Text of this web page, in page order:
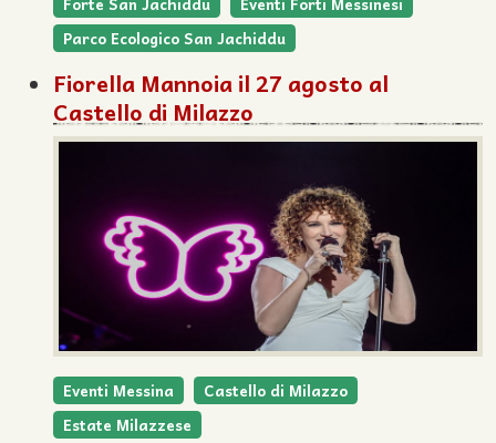
Parco Ecologico San Jachiddu
Fiorella Mannoia il 27 agosto al
Castello di Milazzo
Eventi Messina
Castello di Milazzo
Estate Milazzese